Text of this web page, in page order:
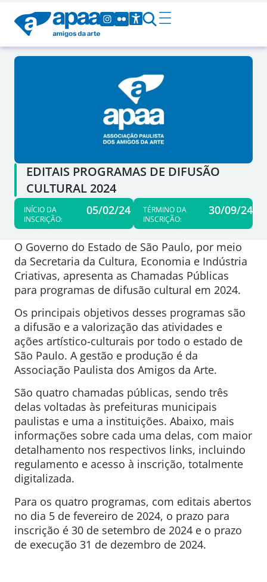
EDITAIS PROGRAMAS DE DIFUSÃO
CULTURAL 2024
INÍCIO DA
INSCRIÇÃO:
05/02/24
TÉRMINO DA
INSCRIÇÃO:
30/09/24
O Governo do Estado de São Paulo, por meio
da Secretaria da Cultura, Economia e Indústria
Criativas, apresenta as Chamadas Públicas
para programas de difusão cultural em 2024.
Os principais objetivos desses programas são
a difusão e a valorização das atividades e
ações artístico-culturais por todo o estado de
São Paulo. A gestão e produção é da
Associação Paulista dos Amigos da Arte.
São quatro chamadas públicas, sendo três
delas voltadas às prefeituras municipais
paulistas e uma a instituições. Abaixo, mais
informações sobre cada uma delas, com maior
detalhamento nos respectivos links, incluindo
regulamento e acesso à inscrição, totalmente
digitalizada.
Para os quatro programas, com editais abertos
no dia 5 de fevereiro de 2024, o prazo para
inscrição é 30 de setembro de 2024 e o prazo
de execução 31 de dezembro de 2024.